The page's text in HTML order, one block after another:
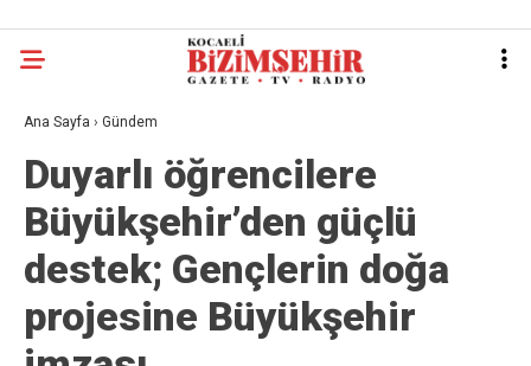
Ana Sayfa › Gündem
Duyarlı öğrencilere
Büyükşehir’den güçlü
destek; Gençlerin doğa
projesine Büyükşehir